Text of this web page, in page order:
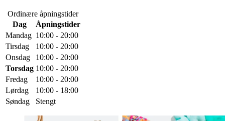
Ordinære åpningstider
Dag
Åpningstider
Mandag 10:00 - 20:00
Tirsdag
10:00 - 20:00
Onsdag
10:00 - 20:00
Torsdag 10:00 - 20:00
Fredag
10:00 - 20:00
Lørdag
10:00 - 18:00
Søndag
Stengt